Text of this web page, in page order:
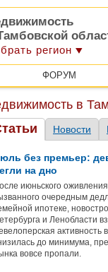
регион
ФОРУМ
в
Новости
без премьер:
на дно
июньского
очередным
ипотеке,
и Ленобласти
активность
до минимума,
вовсе пропали.